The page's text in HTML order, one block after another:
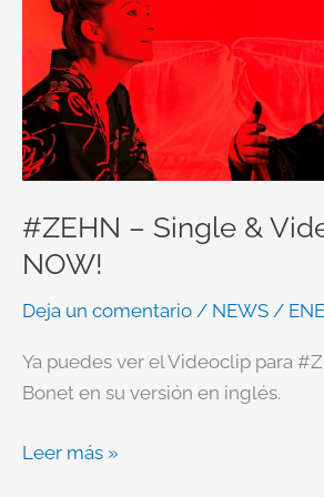
#ZEHN – Single &
NOW!
Deja un comentario / NEWS /
Ya puedes ver el Videoclip para
Bonet en su versión en inglés.
Leer más »